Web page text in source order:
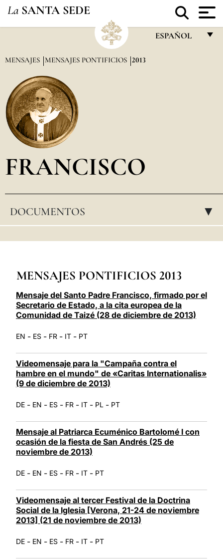
La SANTA SEDE
ESPAÑOL
العربيّة
MENSAJES MENSAJES PONTIFICIOS 2013
FRANCISCO
DOCUMENTOS ▸
MENSAJES PONTIFICIOS 2013
Mensaje del Santo Padre Francisco, firmado por el
Secretario de Estado, a la cita europea de la
Comunidad de Taizé (28 de diciembre de 2013)
EN - ES - FR - IT - PT
Videomensaje para la "Campaña contra el
hambre en el mundo" de «Caritas Internationalis»
(9 de diciembre de 2013)
DE - EN - ES - FR - IT - PL - PT
Mensaje al Patriarca Ecuménico Bartolomé I con
ocasión de la fiesta de San Andrés (25 de
noviembre de 2013)
DE - EN - ES - FR - IT - PT
Videomensaje al tercer Festival de la Doctrina
Social de la Iglesia [Verona, 21-24 de noviembre
2013] (21 de noviembre de 2013)
DE - EN - ES - FR - IT - PT